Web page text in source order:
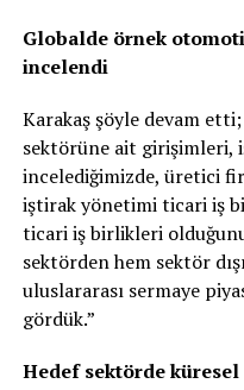
Globalde örnek
incelendi
Karakaş şöyle devam
sektörüne ait girişimleri,
incelediğimizde, üretici
iştirak yönetimi ticari iş
ticari iş birlikleri
sektörden hem sektör
uluslararası sermaye
gördük.”
Hedef sektörde